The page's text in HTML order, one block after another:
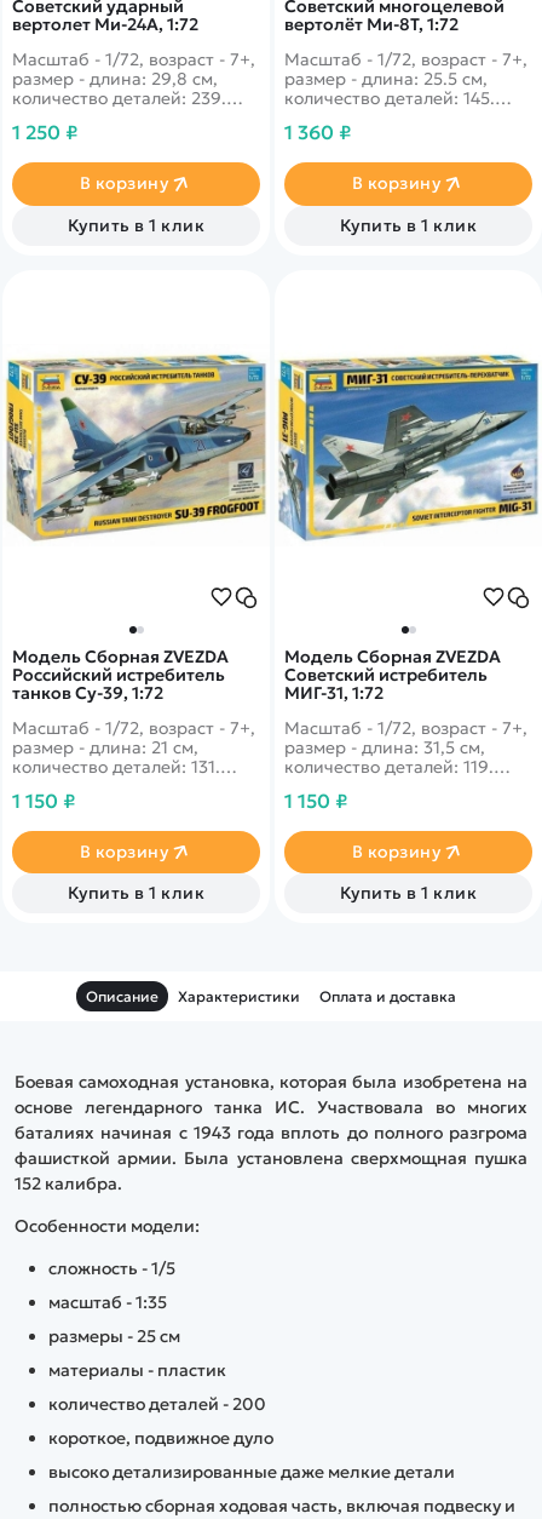
Советский ударный
вертолет Ми-24А, 1:72
Масштаб - 1/72, возраст - 7+,
размер - длина: 29,8 см,
количество деталей: 239.
вертолёт с потрясающей
борту особенно успешно
зарекомендовал себя во
время ожесточённых боёв в
Афганистане.
1 250 ₽
В корзину
Купить в 1 клик
Советский многоцелевой
вертолёт Ми-8Т, 1:72
Масштаб - 1/72, возраст - 7+,
размер - длина: 25.5 см,
количество деталей: 145.
советских вертолётов.
специально создана для
военныхна базе
гражданского. Активно
принимал участие в военных
1 360 ₽
В корзину
Купить в 1 клик
Модель Сборная ZVEZDA
Российский истребитель
танков Су-39, 1:72
Масштаб - 1/72, возраст - 7+,
размер - длина: 21 см,
количество деталей: 131.
мощного и манёвренного
уничтожение танков врага.
Предшественник -
легендарный СУ-25.
1 150 ₽
В корзину
Купить в 1 клик
Модель Сборная ZVEZDA
Советский истребитель
МИГ-31, 1:72
Масштаб - 1/72, возраст - 7+,
размер - длина: 31,5 см,
количество деталей: 119.
конце двадцатого века в
перехватчик, который и
наше время является
лучшим в мире!
1 150 ₽
В корзину
Купить в 1 клик
Описание Характеристики Оплата и доставка
Боевая самоходная установка, которая была изобретена на
основе легендарного танка ИС. Участвовала во многих
баталиях начиная с 1943 года вплоть до полного разгрома
фашисткой армии. Была установлена сверхмощная пушка
152 калибра.
Особенности модели:
сложность - 1/5
масштаб - 1:35
размеры - 25 см
материалы - пластик
количество деталей - 200
короткое, подвижное дуло
высоко детализированные даже мелкие детали
полностью сборная ходовая часть, включая подвеску и